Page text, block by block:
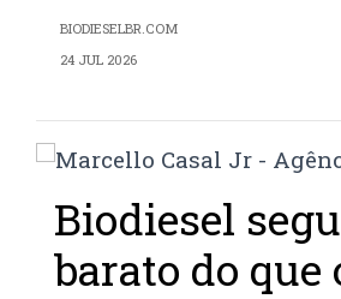
BIODIESELBR.COM
24 JUL 2026
Biodiesel
barato do que